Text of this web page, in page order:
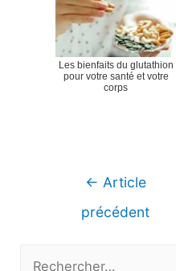
Les bienfaits du glutathion
pour votre santé et votre
corps
Navigation
← Article
précédent